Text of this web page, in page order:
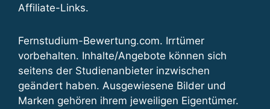
Affiliate-Links.
Fernstudium-Bewertung.com. Irrtümer
vorbehalten. Inhalte/Angebote können sich
seitens der Studienanbieter inzwischen
geändert haben. Ausgewiesene Bilder und
Marken gehören ihrem jeweiligen Eigentümer.